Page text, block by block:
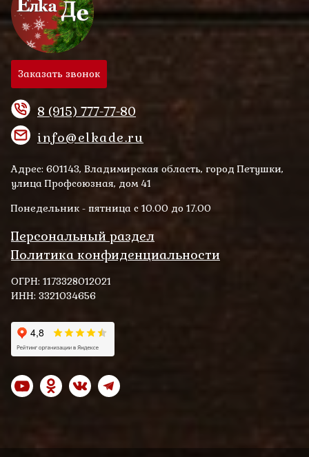
Заказать звонок
8 (915) 777-77-80
info@elkade.ru
Адрес: 601143, Владимирская область, город Петушки,
улица Профсоюзная, дом 41
Понедельник - пятница с 10.00 до 17.00
Персональный раздел
Политика конфиденциальности
ОГРН: 1173328012021
ИНН: 3321034656